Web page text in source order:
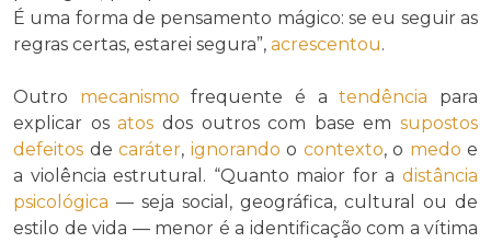
É uma forma de pensamento mágico: se eu seguir as
regras certas, estarei segura”, acrescentou.
Outro mecanismo frequente é atendência para
explicar osatos dos outros com base em supostos
defeitos de caráter, ignorando o contexto, o medo e
a violência estrutural. “Quanto maior for a distância
psicológica — seja social, geográfica, cultural ou de
estilo de vida — menor é a identificação com a vítima